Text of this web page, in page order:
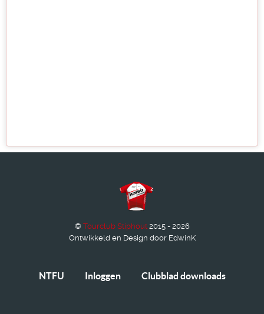
© Tourclub Stiphout 2015 - 2026
Ontwikkeld en Design door EdwinK
NTFU Inloggen Clubblad downloads